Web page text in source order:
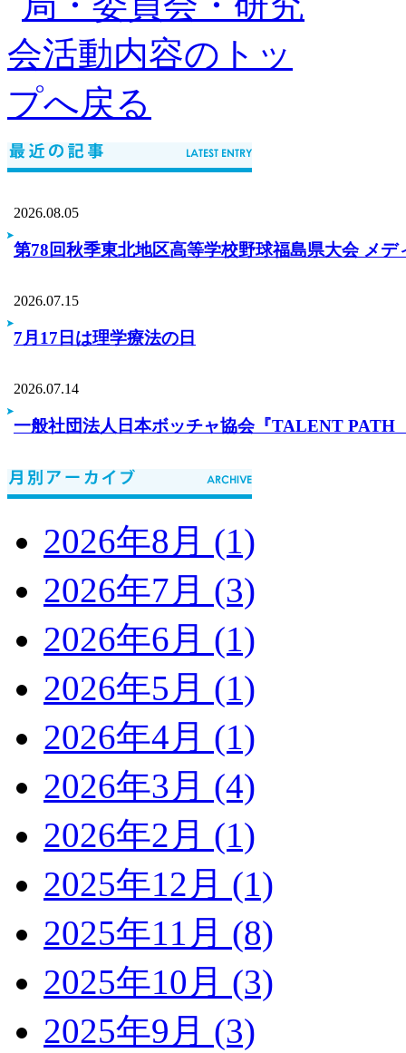
2026.08.05
第78回秋季東北地区高等学校野球福島県大会 メデ
2026.07.15
7月17日は理学療法の日
2026.07.14
一般社団法人日本ボッチャ協会『TALENT PATH
2026年8月 (1)
2026年7月 (3)
2026年6月 (1)
2026年5月 (1)
2026年4月 (1)
2026年3月 (4)
2026年2月 (1)
2025年12月 (1)
2025年11月 (8)
2025年10月 (3)
2025年9月 (3)